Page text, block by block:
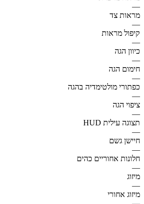
—
מראות צד
—
קיפול מראות
—
כיוון הגה
—
חימום הגה
—
כפתורי מולטימדיה בהגה
—
ציפוי הגה
—
תצוגה עילית HUD
—
חיישן גשם
—
חלונות אחוריים כהים
—
מיזוג
—
מיזוג אחורי